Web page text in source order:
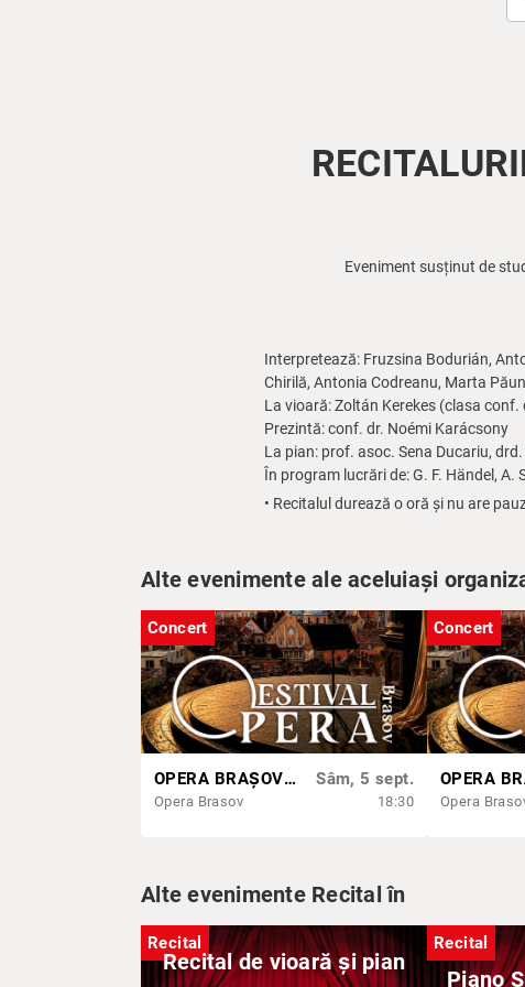
Eveniment susținut de
Interpretează: Fruzsina Bodurián,
Chirilă, Antonia Codreanu, Marta
La vioară: Zoltán Kerekes (clasa conf.
Prezintă: conf. dr. Noémi Karácsony
La pian: prof. asoc. Sena Ducariu,
În program lucrări de: G. F. Händel,
• Recitalul durează o oră și nu are
Alte evenimente ale aceluiași
Concert
OPERA BRAȘOV ESTIVAL – SEARĂ DE OPERĂ – CONCERT EXTRAORDINAR
Opera Brasov
Sâm, 5 sept.
18:30
Concert
Opera
Alte evenimente Recital în
Recital
Recital de vioară și pian
Recital
Piano